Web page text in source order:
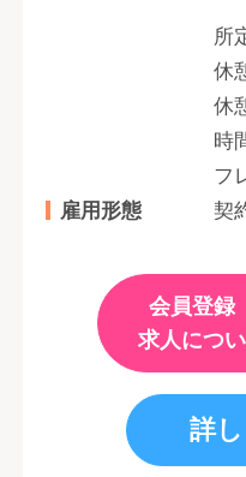
所
休
休
時
フ
雇用形態
契
会員登録
求人につ
詳